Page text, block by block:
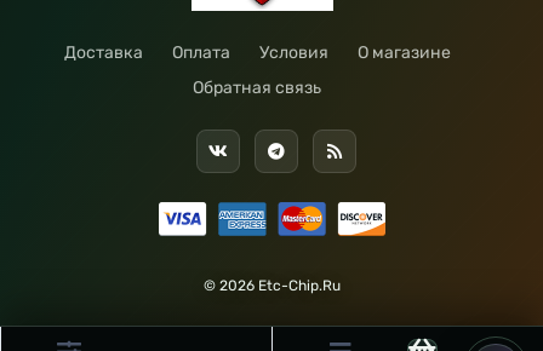
Доставка Оплата Условия
О магазине
Обратная связь
© 2026 Etc-Chip.Ru